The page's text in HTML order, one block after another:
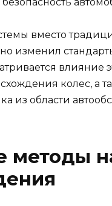
вместо
изменил
влияние
колес, а
из области
методы